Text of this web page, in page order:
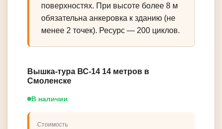
поверхностях. При высоте более 8 м
обязательна анкеровка к зданию (не
менее 2 точек). Ресурс — 200 циклов.
Вышка-тура ВС-14 14 метров в
Смоленске
В наличии
Стоимость